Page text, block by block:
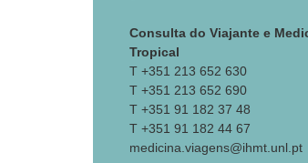
Consulta do Viajante e
Tropical
T +351 213 652 630
T +351 213 652 690
T +351 91 182 37 48
T +351 91 182 44 67
medicina.viagens@ihmt.unl.pt